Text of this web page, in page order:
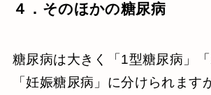
４．そのほかの糖尿病
糖尿病は大きく「1型糖尿病」「
「妊娠糖尿病」に分けられます